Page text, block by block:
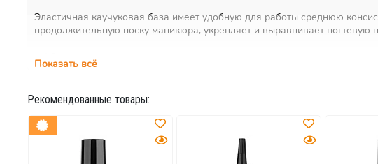
Эластичная каучуковая база имеет удобную для работы среднюю
продолжительную носку маникюра, укрепляет и выравнивает ногтевую
pH 3
Показать всё
Рекомендованные товары: